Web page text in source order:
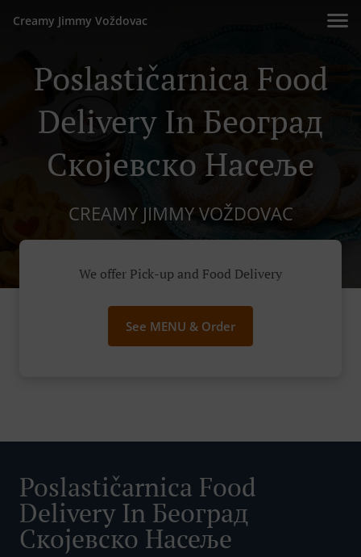
Creamy Jimmy Voždovac
Poslastičarnica Food
Delivery In Београд
Скојевско Насеље
CREAMY JIMMY VOŽDOVAC
We offer Pick-up and Food Delivery
See MENU & Order
Poslastičarnica Food
Delivery In Београд
Скојевско Насеље